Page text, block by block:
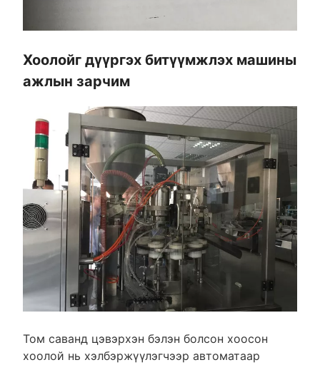
Хоолойг дүүргэх битүүмжлэх машины
ажлын зарчим
Том саванд цэвэрхэн бэлэн болсон хоосон
хоолой нь хэлбэржүүлэгчээр автоматаар